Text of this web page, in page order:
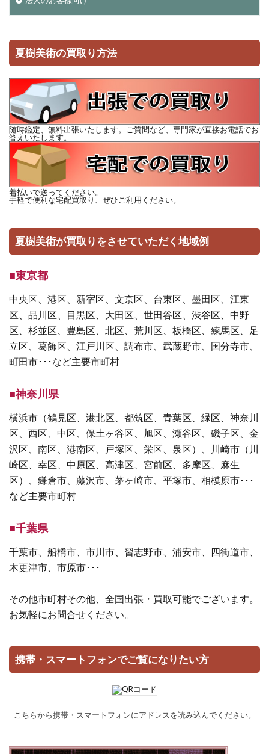
夏樹美術の買取り方法
随時鑑定、無料出張いたします。ご質問など、専門家が直接お電話でお
答えいたします。
着払いで送ってください。
手軽で便利な宅配買取り、ぜひご利用ください。
夏樹美術が買取りをさせていただく地域例
■東京都
中央区、港区、新宿区、文京区、台東区、墨田区、江東
区、品川区、目黒区、大田区、世田谷区、渋谷区、中野
区、杉並区、豊島区、北区、荒川区、板橋区、練馬区、足
立区、葛飾区、江戸川区、調布市、武蔵野市、国分寺市、
町田市･･･など主要市町村
■神奈川県
横浜市（鶴見区、港北区、都筑区、青葉区、緑区、神奈川
区、西区、中区、保土ヶ谷区、旭区、瀬谷区、磯子区、金
沢区、南区、港南区、戸塚区、栄区、泉区）、川崎市（川
崎区、幸区、中原区、高津区、宮前区、多摩区、麻生
区）、鎌倉市、藤沢市、茅ヶ崎市、平塚市、相模原市･･･
など主要市町村
■千葉県
千葉市、船橋市、市川市、習志野市、浦安市、四街道市、
木更津市、市原市･･･
その他市町村その他、全国出張・買取可能でございます。
お気軽にお問合せください。
携帯・スマートフォンでご覧になりたい方
こちらから携帯・スマートフォンにアドレスを読み込んでください。